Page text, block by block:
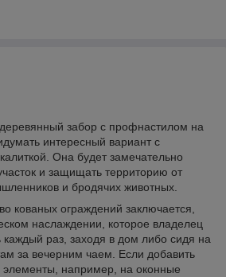
забор с профнастилом на
интересный вариант с
Она будет замечательно
и защищать территорию от
и бродячих животных.
кованых ограждений заключается,
наслаждении, которое владелец
каждый раз, заходя в дом либо сидя на
за вечерним чаем. Если добавить
элементы, например, на оконные